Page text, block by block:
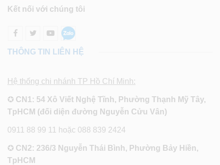
Kết nối với chúng tôi
THÔNG TIN LIÊN HỆ
Hệ thống chi nhánh TP Hồ Chí Minh:
✪ CN1: 54 Xô Viết Nghệ Tĩnh, Phường Thạnh Mỹ Tây,
TpHCM (đối diện đường Nguyễn Cửu Vân)
0911 88 99 11 hoặc 088 839 2424
✪ CN2: 236/3 Nguyễn Thái Bình, Phường Bảy Hiền,
TpHCM